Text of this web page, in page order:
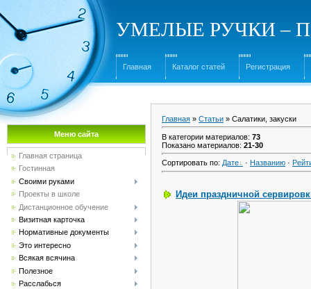
УМЕЛЫЕ РУЧКИ –
Главная Каталог статей Регистрация
Меню сайта
Главная страница
Гостинная
Своими руками
Проекты в школе
Дистанционное обучение
Визитная карточка
Нормативные документы
Это интересно
Всякая всячина
Полезное
Расслабься
Главная » Статьи » Салатики, закуски
В категории материалов: 73
Показано материалов: 21-30
Сортировать по: Дате · Названию ·
Идеи праздничной